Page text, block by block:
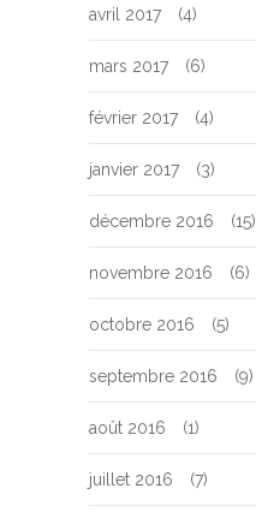
avril 2017 (4)
mars 2017 (6)
février 2017 (4)
janvier 2017 (3)
décembre 2016 (15)
novembre 2016 (6)
octobre 2016 (5)
septembre 2016 (9)
août 2016 (1)
juillet 2016 (7)